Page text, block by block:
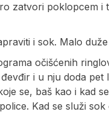
zatvori poklopcem i
i sok. Malo
očišćenih
i u nju doda
se, baš kao i kad
Kad se služi